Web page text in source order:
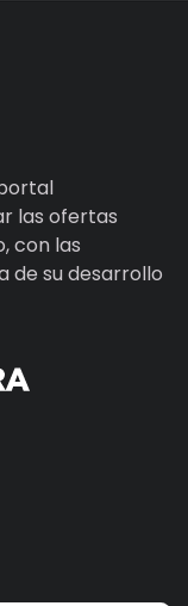
las ofertas
con las
de su desarrollo